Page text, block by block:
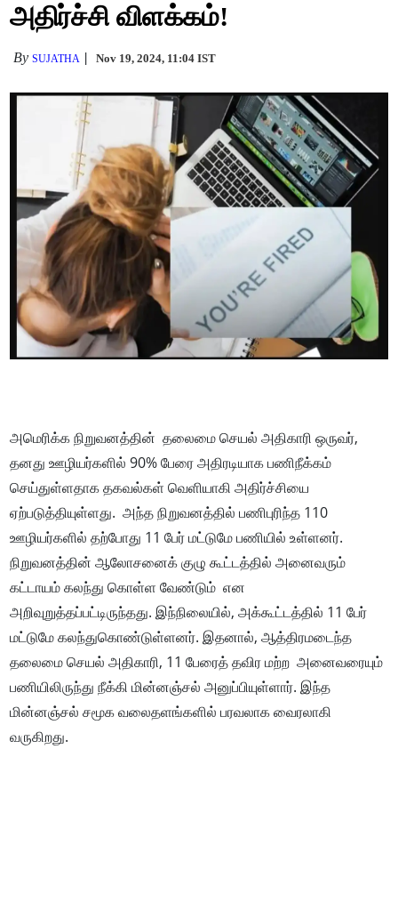
அதிர்ச்சி விளக்கம்!
BySUJATHA Nov 19, 2024, 11:04 IST
அமெரிக்க நிறுவனத்தின் தலைமை செயல் அதிகாரி ஒருவர்,
தனது ஊழியர்களில் 90% பேரை அதிரடியாக பணிநீக்கம்
செய்துள்ளதாக தகவல்கள் வெளியாகி அதிர்ச்சியை
ஏற்படுத்தியுள்ளது. அந்த நிறுவனத்தில் பணிபுரிந்த 110
ஊழியர்களில் தற்போது 11 பேர் மட்டுமே பணியில் உள்ளனர்.
நிறுவனத்தின் ஆலோசனைக் குழு கூட்டத்தில் அனைவரும்
கட்டாயம் கலந்து கொள்ள வேண்டும் என
அறிவுறுத்தப்பட்டிருந்தது. இந்நிலையில், அக்கூட்டத்தில் 11 பேர்
மட்டுமே கலந்துகொண்டுள்ளனர். இதனால், ஆத்திரமடைந்த
தலைமை செயல் அதிகாரி, 11 பேரைத் தவிர மற்ற அனைவரையும்
பணியிலிருந்து நீக்கி மின்னஞ்சல் அனுப்பியுள்ளார். இந்த
மின்னஞ்சல் சமூக வலைதளங்களில் பரவலாக வைரலாகி
வருகிறது.